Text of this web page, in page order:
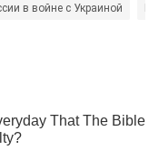
в войне с Украиной